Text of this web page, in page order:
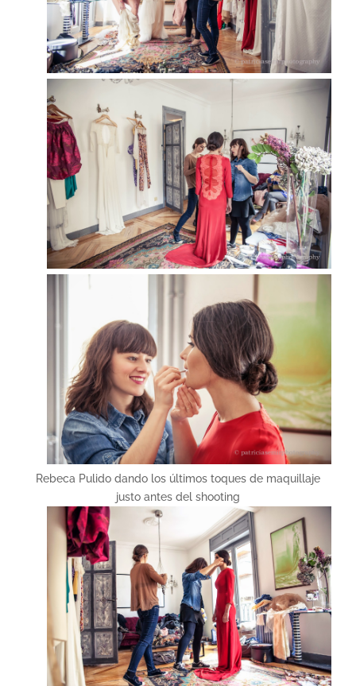
Rebeca Pulido dando los últimos toques de maquillaje
justo antes del shooting